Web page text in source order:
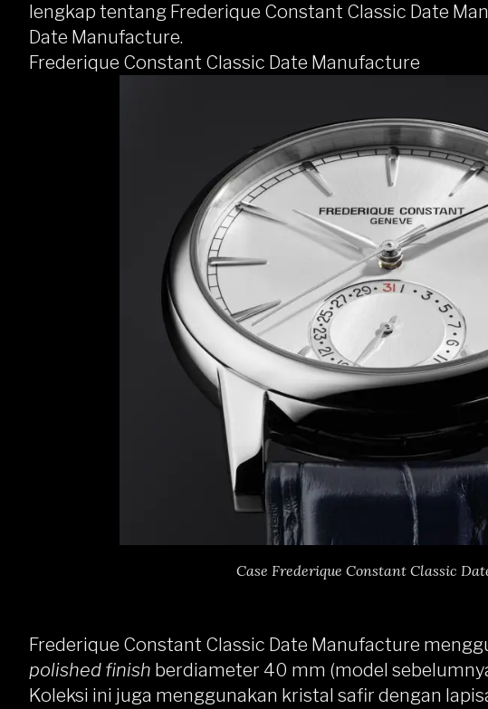
lengkap tentang Frederique Constant Classic Date
Date Manufacture.
Frederique Constant Classic Date Manufacture
Case Frederique Constant Classic
Frederique Constant Classic Date Manufacture
polished finish berdiameter 40 mm (model
Koleksi ini juga menggunakan kristal safir dengan